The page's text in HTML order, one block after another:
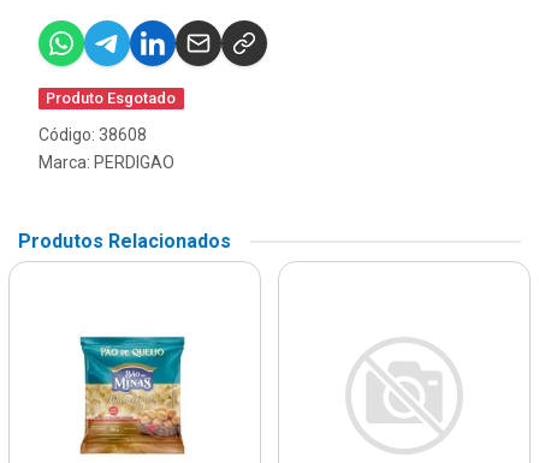
Produto Esgotado
Código: 38608
Marca: PERDIGAO
Produtos Relacionados